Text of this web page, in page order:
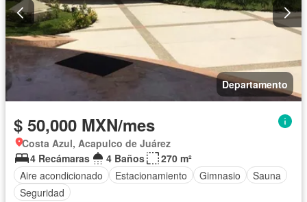
Departamento
$ 50,000 MXN/mes
Costa Azul, Acapulco de Juárez
4 Recámaras
4 Baños
270 m²
Aire acondicionado
Estacionamiento Gimnasio
Sauna
Seguridad